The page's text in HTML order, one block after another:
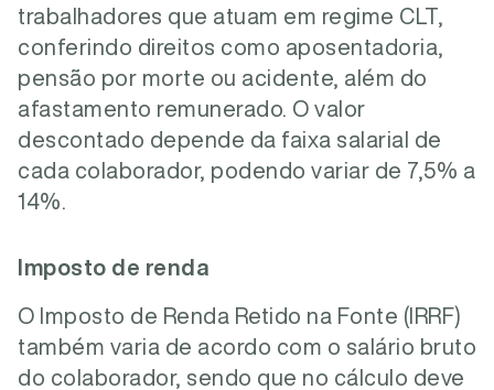
trabalhadores que atuam em regime CLT,
conferindo direitos como aposentadoria,
pensão por morte ou acidente, além do
afastamento remunerado. O valor
descontado depende da faixa salarial de
cada colaborador, podendo variar de 7,5% a
14%.
Imposto de renda
O Imposto de Renda Retido na Fonte (IRRF)
também varia de acordo com o salário bruto
do colaborador, sendo que no cálculo deve